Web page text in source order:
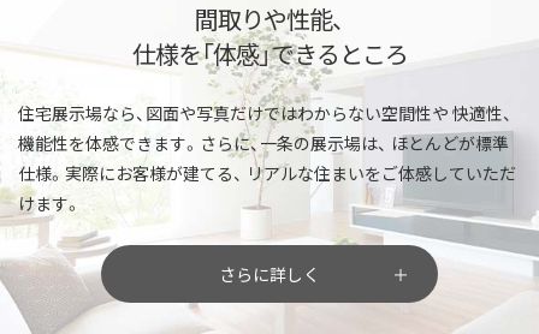
間取りや性能、
仕様を「体感」できるところ
住宅展示場なら、図面や写真だけではわからない空間性や 快適性、
機能性を体感できます。さらに、一条の展示場は、 ほとんどが標準
仕様。実際にお客様が建てる、 リアルな住まいをご体感していただ
けます。
さらに詳しく